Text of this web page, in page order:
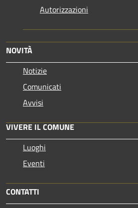
Autorizzazioni
NOVITÀ
Notizie
Comunicati
Avvisi
VIVERE IL COMUNE
Luoghi
Eventi
CONTATTI